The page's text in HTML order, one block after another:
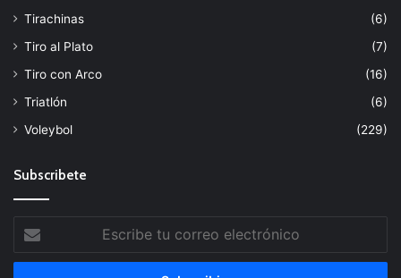
Tirachinas
(6)
Tiro al Plato
(7)
Tiro con Arco
(16)
Triatlón
(6)
Voleybol
(229)
Subscribete
tu
correo